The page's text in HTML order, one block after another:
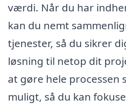
værdi. Når du har
kan du nemt
tjenester, så du sikrer
løsning til netop dit
at gøre hele processen
muligt, så du kan